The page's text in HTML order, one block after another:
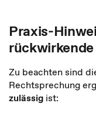
Praxis-
Zu beachten sind
Rechtsprechung
zulässig ist: